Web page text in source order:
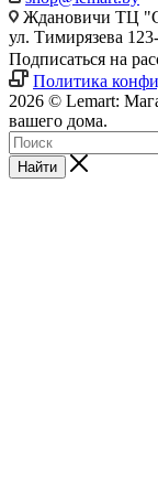
Ждановичи ТЦ
ул. Тимирязева
Подписаться на
Политика
2026 © Lemart:
вашего дома.
Найти